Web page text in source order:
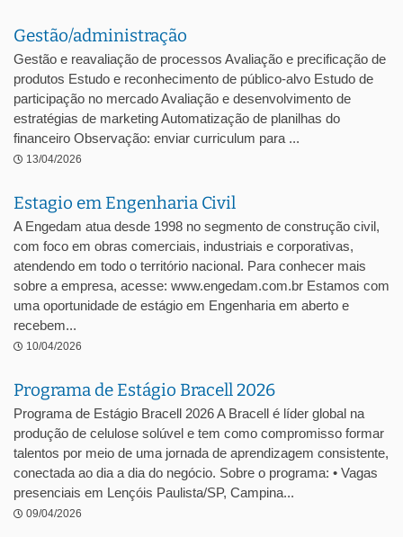
Gestão/administração
Gestão e reavaliação de processos Avaliação e precificação de
produtos Estudo e reconhecimento de público-alvo Estudo de
participação no mercado Avaliação e desenvolvimento de
estratégias de marketing Automatização de planilhas do
financeiro Observação: enviar curriculum para ...
13/04/2026
Estagio em Engenharia Civil
A Engedam atua desde 1998 no segmento de construção civil,
com foco em obras comerciais, industriais e corporativas,
atendendo em todo o território nacional. Para conhecer mais
sobre a empresa, acesse: www.engedam.com.br Estamos com
uma oportunidade de estágio em Engenharia em aberto e
recebem...
10/04/2026
Programa de Estágio Bracell 2026
Programa de Estágio Bracell 2026 A Bracell é líder global na
produção de celulose solúvel e tem como compromisso formar
talentos por meio de uma jornada de aprendizagem consistente,
conectada ao dia a dia do negócio. Sobre o programa: • Vagas
presenciais em Lençóis Paulista/SP, Campina...
09/04/2026